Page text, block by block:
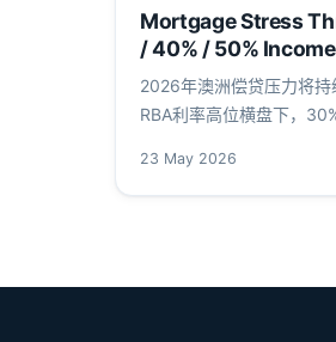
Mortgage Stress
/ 40% / 50%
2026年澳洲偿贷压力将持
RBA利率高位横盘下，
mortgage stress
变量。
23 May 2026